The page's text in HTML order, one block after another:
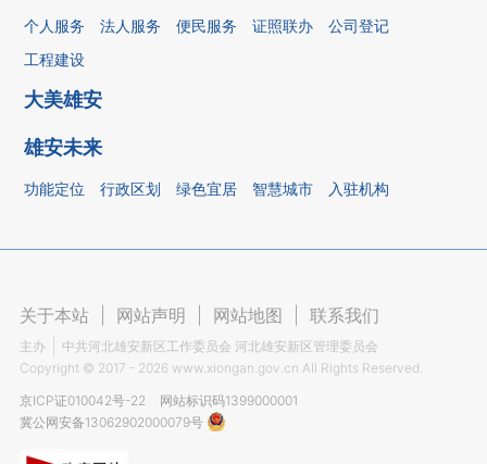
个人服务 法人服务 便民服务 证照联办
公司登记
工程建设
大美雄安
雄安未来
功能定位 行政区划 绿色宜居 智慧城市 入驻机构
关于本站 网站声明 网站地图 联系我们
主办
中共河北雄安新区工作委员会 河北雄安新区管理委员会
Copyright © 2017 - 2026 www.xiongan.gov.cn All Rights Reserved.
京ICP证010042号-22
网站标识码1399000001
冀公网安备13062902000079号